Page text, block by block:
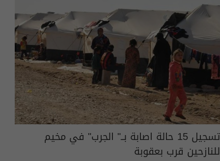
تسجيل 15 حالة اصابة بــ" الجرب" في مخيم
للنازحين قرب بعقوبة